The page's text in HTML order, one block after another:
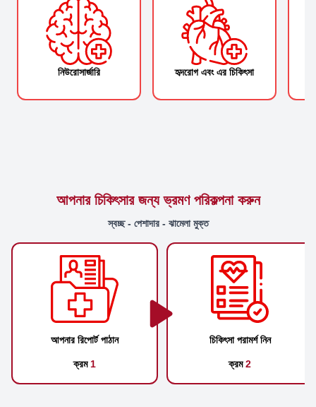
নিউরোসার্জারি হৃদরোগ এবং এর চিকিৎসা
আপনার চিকিৎসার জন্য ভ্রমণ পরিকল্পনা করুন
স্বচ্ছ - পেশাদার - ঝামেলা মুক্ত
আপনার রিপোর্ট পাঠান
ক্রম 1
চিকিৎসা পরামর্শ নিন
ক্রম2